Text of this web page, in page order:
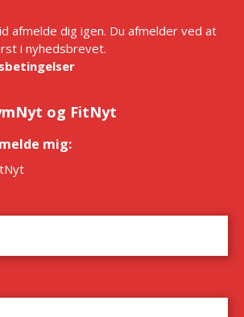
afmelde dig igen. Du afmelder ved at
i nyhedsbrevet.
og FitNyt
mig: